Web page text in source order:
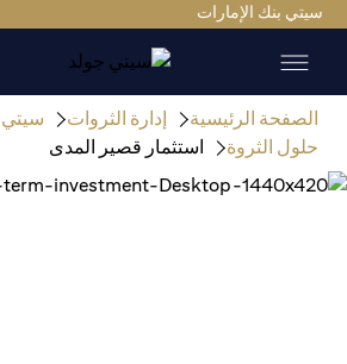
سيتي بنك الإمارات
الصفحة الرئيسية إدارة الثروات
سيتي
حلول الثروة
استثمار قصير المدى